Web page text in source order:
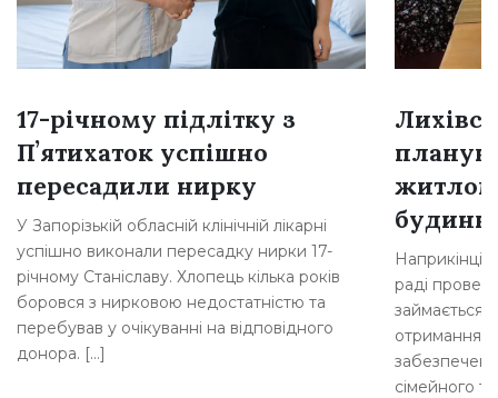
17-річному підлітку з
Пʼятихаток успішно
пересадили нирку
У Запорізькій обласній клінічній лікарні
успішно виконали пересадку нирки 17-
річному Станіславу. Хлопець кілька років
боровся з нирковою недостатністю та
перебував у очікуванні на відповідного
донора. […]
Наприкінці
раді
займається
отримання
сімейного